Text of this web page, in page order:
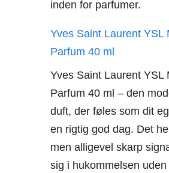
inden for parfumer.
Yves Saint Laurent YSL
Parfum 40 ml
Yves Saint Laurent YSL
Parfum 40 ml – den
duft, der føles som dit
en rigtig god dag. Det
men alligevel skarp
sig i hukommelsen uden